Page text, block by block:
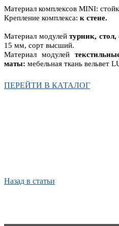
Материал комплексов MINI:
Крепление комплекса: к стене.
Материал модулейтурник, стол,
15 мм, сорт высший.
Материал модулей
маты: мебельная ткань вельвет
ПЕРЕЙТИ В КАТАЛОГ
Назад в статьи